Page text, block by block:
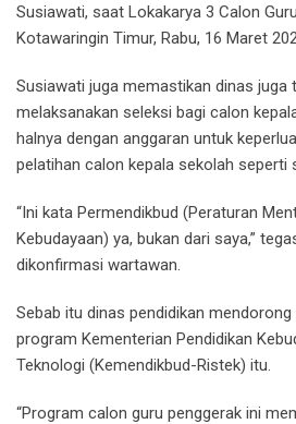
Susiawati, saat Lokakarya 3 Calon
Kotawaringin Timur, Rabu, 16 Maret
Susiawati juga memastikan dinas juga
melaksanakan seleksi bagi calon
halnya dengan anggaran untuk
pelatihan calon kepala sekolah seperti
“Ini kata Permendikbud (Peraturan
Kebudayaan) ya, bukan dari saya,”
dikonfirmasi wartawan.
Sebab itu dinas pendidikan
program Kementerian Pendidikan
Teknologi (Kemendikbud-Ristek) itu.
“Program calon guru penggerak ini